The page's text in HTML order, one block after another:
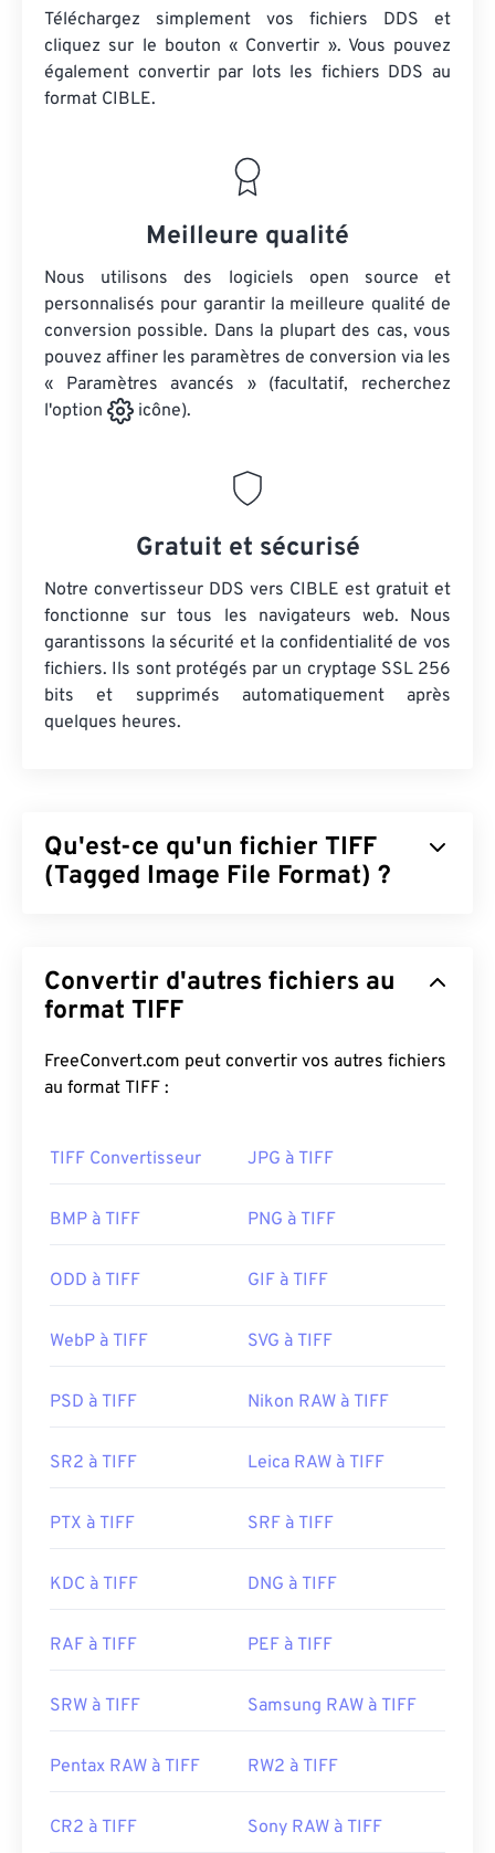
Téléchargez simplement vos fichiers DDS et
cliquez sur le bouton « Convertir ». Vous pouvez
également convertir par lots les fichiers DDS au
format CIBLE.
Meilleure qualité
Nous utilisons des logiciels open source et
personnalisés pour garantir la meilleure qualité de
conversion possible. Dans la plupart des cas, vous
pouvez affiner les paramètres de conversion via les
« Paramètres avancés » (facultatif, recherchez
l'option
icône).
Gratuit et sécurisé
Notre convertisseur DDS vers CIBLE est gratuit et
fonctionne sur tous les navigateurs web. Nous
garantissons la sécurité et la confidentialité de vos
fichiers. Ils sont protégés par un cryptage SSL 256
bits et supprimés automatiquement après
quelques heures.
Qu'est-ce qu'un fichier TIFF
(Tagged Image File Format) ?
les plus courants. Il est principalement utilisé dans
la publicité numérique et la PAO. Sa structure
nécessaire pourcontenirdes fichiers JPEG, des
fichiers image compressés sans perte, des images
Comment ouvrir un fichier TIFF ?
Les programmes les plus courants pour ouvrir les
programme gratuit et indépendant. Vous pouvez
JPGsi vous rencontrez des difficultés pour ouvrir
, GNU Image Manipulation Program ( GIMP
ouvrir et gérer les fichiers TIFF.
Liens utiles:
types/image/raster/tiff-file.html
Convertir d'autres fichiers au
format TIFF
FreeConvert.com peut convertir vos autres fichiers
au format TIFF :
TIFF Convertisseur JPG à TIFF
BMP à TIFF PNG à TIFF
ODD à TIFF GIF à TIFF
WebP à TIFF SVG à TIFF
PSD à TIFF Nikon RAW à TIFF
SR2 à TIFF Leica RAW à TIFF
PTX à TIFF SRF à TIFF
KDC à TIFF DNG à TIFF
RAF à TIFF PEF à TIFF
SRW à TIFF Samsung RAW à TIFF
Pentax RAW à TIFF RW2 à TIFF
CR2 à TIFF Sony RAW à TIFF